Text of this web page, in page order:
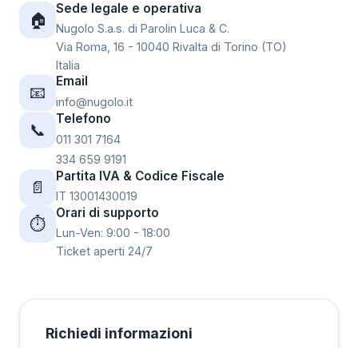
🏠
Sede legale e operativa
Nugolo S.a.s. di Parolin Luca & C.
Via Roma, 16 - 10040 Rivalta di Torino (TO)
Italia
📧
Email
info@nugolo.it
📞
Telefono
011 301 7164
334 659 9191
📄
Partita IVA & Codice Fiscale
IT 13001430019
⏱
Orari di supporto
Lun-Ven: 9:00 - 18:00
Ticket aperti 24/7
Richiedi informazioni